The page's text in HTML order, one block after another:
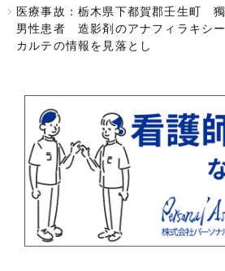
医療事故：栃木県下都賀郡壬生町
男性患者 造影剤のアナフィラキシ
カルテの情報を見落とし